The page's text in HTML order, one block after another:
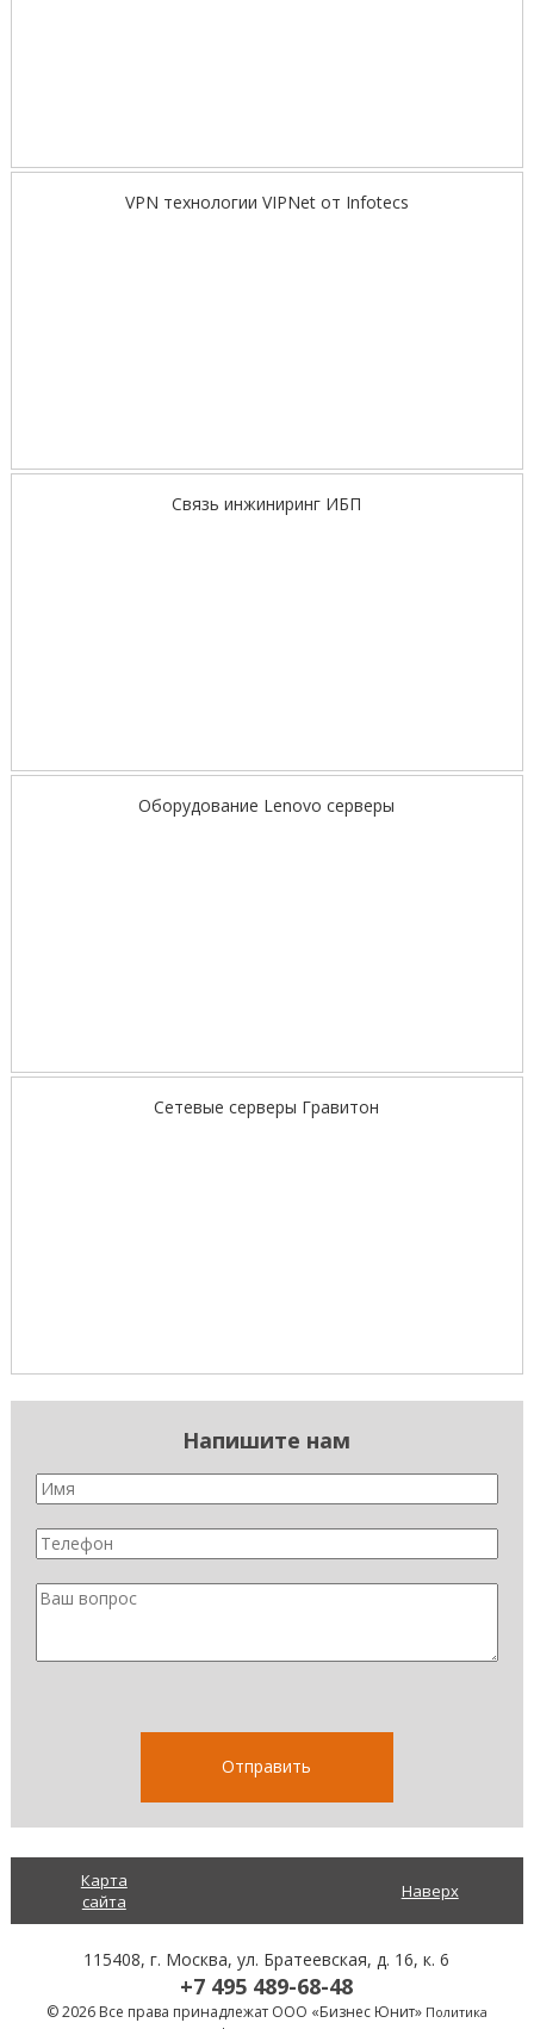
VPN технологии VIPNet от Infotecs
Связь инжиниринг ИБП
Оборудование Lenovo серверы
Сетевые серверы Гравитон
Напишите нам
Карта
сайта
Наверх
115408, г. Москва,ул. Братеевская, д. 16, к. 6
+7 495 489-68-48
© 2026 Все права принадлежат ООО «Бизнес Юнит» Политика